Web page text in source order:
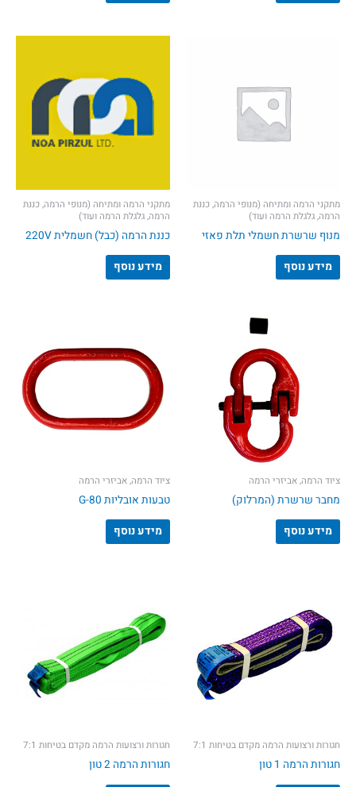
מתקני הרמה ומתיחה (מנופי הרמה, כננת
הרמה, גלגלת הרמה ועוד)
מנוף שרשרת חשמלי תלת פאזי
מידע נוסף
מתקני הרמה ומתיחה (מנופי הרמה, כננת
הרמה, גלגלת הרמה ועוד)
כננת הרמה (כבל) חשמלית 220V
מידע נוסף
ציוד הרמה, אביזרי הרמה
מחבר שרשרת (המרלוק)
מידע נוסף
ציוד הרמה, אביזרי הרמה
טבעות אובליות G-80
מידע נוסף
חגורות ורצועות הרמה מקדם בטיחות 7:1
חגורות הרמה 1 טון
חגורות ורצועות הרמה מקדם בטיחות 7:1
חגורות הרמה 2 טון